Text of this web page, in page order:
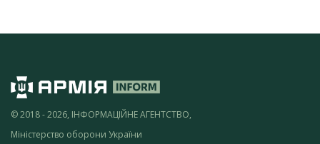
© 2018 - 2026, ІНФОРМАЦІЙНЕ АГЕНТСТВО,
Міністерство оборони України